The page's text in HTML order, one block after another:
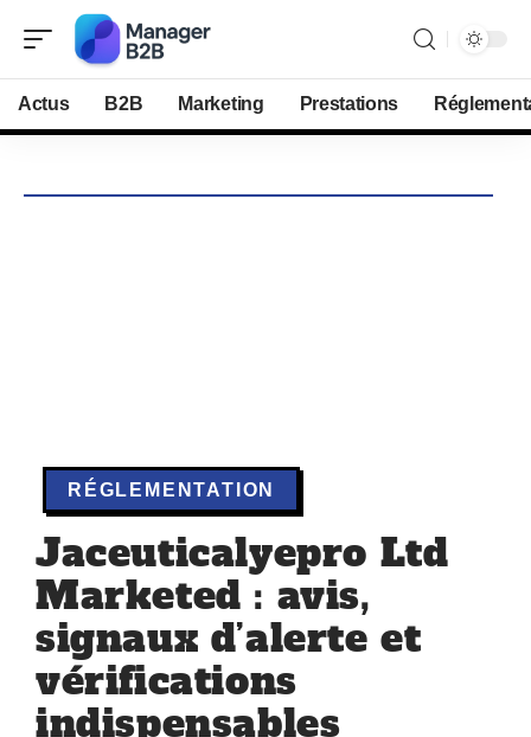
Actus B2B Marketing Prestations
RÉGLEMENTATION
Jaceuticalyepro Ltd
Marketed : avis,
signaux d’alerte et
vérifications
indispensables